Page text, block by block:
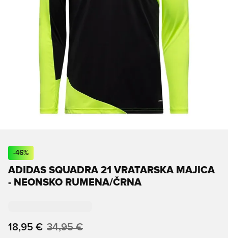
-46%
ADIDAS SQUADRA 21 VRATARSKA MAJICA
- NEONSKO RUMENA/ČRNA
18,95 € 34,95 €